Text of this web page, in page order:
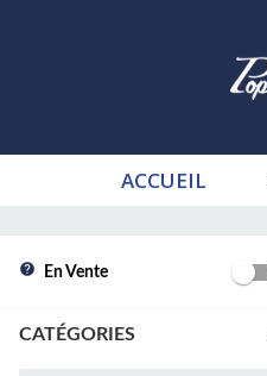
ACCUEIL
En Vente
CATÉGORIES